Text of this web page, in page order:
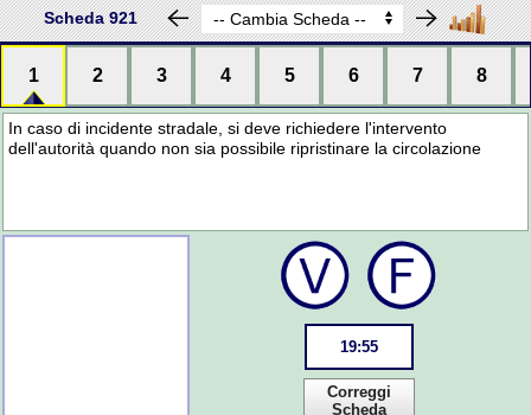
Scheda 921
1 2 3 4 5 6 7 8
In caso di incidente stradale, si deve richiedere l'intervento
dell'autorità quando non sia possibile ripristinare la circolazione
19:55
Correggi
Scheda